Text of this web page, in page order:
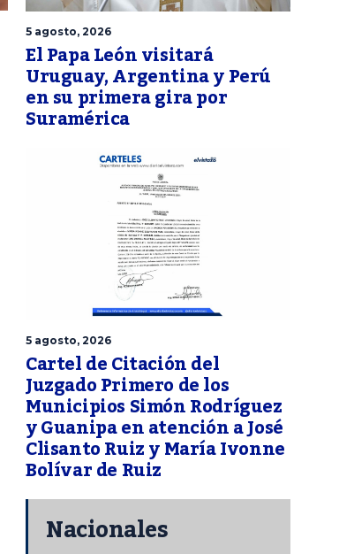
5 agosto, 2026
El Papa León visitará
Uruguay, Argentina y Perú
en su primera gira por
Suramérica
5 agosto, 2026
Cartel de Citación del
Juzgado Primero de los
Municipios Simón Rodríguez
y Guanipa en atención a José
Clisanto Ruiz y María Ivonne
Bolívar de Ruiz
Nacionales